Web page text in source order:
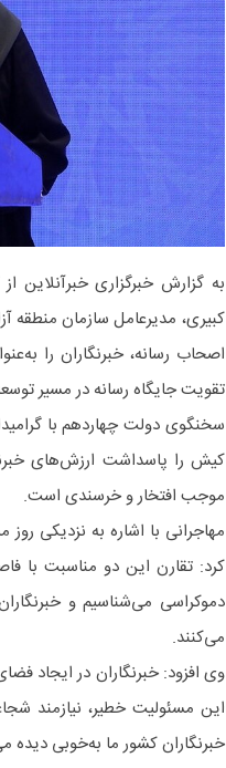
به گزارش خبرگزاری خبرآنلاین
کبیری، مدیرعامل سازمان منطقه
اصحاب رسانه، خبرنگاران را
تقویت جایگاه رسانه در مسیر
سخنگوی دولت چهاردهم با
کیش را پاسداشت ارزش‌های
موجب افتخار و خرسندی است.
کرد: تقارن این دو مناسبت با
دموکراسی می‌شناسیم و
می‌کنند.
وی افزود: خبرنگاران در ایجاد
این مسئولیت خطیر، نیازمند
خبرنگاران کشور ما به‌خوبی دیده